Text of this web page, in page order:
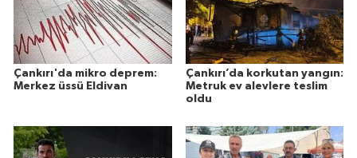
Çankırı'da mikro deprem:
Merkez üssü Eldivan
Çankırı’da korkutan yangın:
Metruk ev alevlere teslim
oldu